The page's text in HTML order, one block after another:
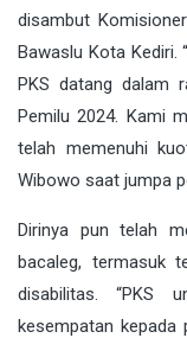
disambut
Bawaslu Kota Kediri.
PKS datang dalam
Pemilu 2024. Kami
telah memenuhi
Wibowo saat jumpa
Dirinya pun telah
bacaleg, termasuk
disabilitas. “PKS
kesempatan kepada